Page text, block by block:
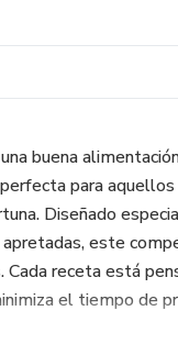
una buena
para
Diseñado
este
Cada receta está
el tiempo de